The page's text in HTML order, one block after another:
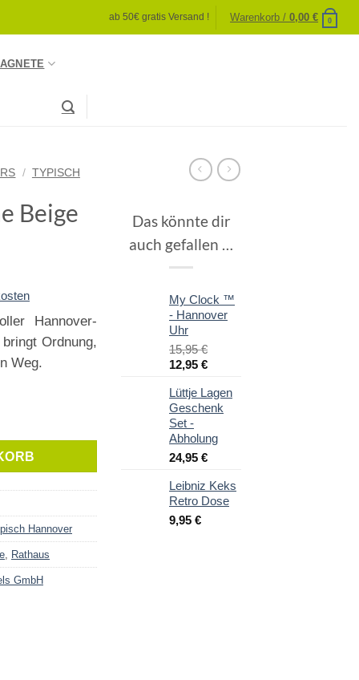
ab 50€ gratis Versand ! Warenkorb /0,00€ 0
/ TYPISCH
Beige
Hannover-
Ordnung,
Weg.
Hannover
Rathaus
GmbH
Das könnte dir
auch gefallen …
My Clock ™
- Hannover
Uhr
15,95€
Ursprünglicher
war:
15,95 €
12,95 €Aktueller
ist:
12,95 €.
Lüttje Lagen
Geschenk
Set -
Abholung
24,95 €
Leibniz Keks
Retro Dose
9,95 €